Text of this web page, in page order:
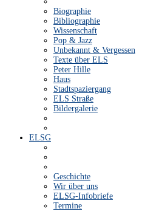
Biographie
Bibliographie
Wissenschaft
Pop & Jazz
Unbekannt & Vergessen
Texte über ELS
Peter Hille
Haus
Stadtspaziergang
ELS Straße
Bildergalerie
ELSG
Geschichte
Wir über uns
ELSG-Infobriefe
Termine